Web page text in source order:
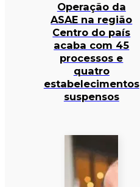
Operação da
ASAE na região
Centro do país
acaba com 45
processos e
quatro
estabelecimentos
suspensos